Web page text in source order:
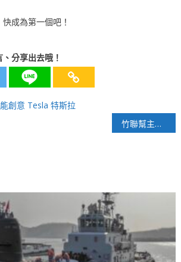
成為第一個吧！
分享出去哦！
創意 Tesla 特斯拉
竹聯幫主治喪委員名單展現豐沛人脈，低調翻轉黑幫治喪型態